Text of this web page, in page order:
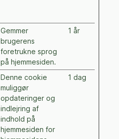
Gemmer
brugerens
foretrukne sprog
på hjemmesiden.
1 år
Denne cookie
muliggør
opdateringer og
indlejring af
indhold på
hjemmesiden for
1 dag